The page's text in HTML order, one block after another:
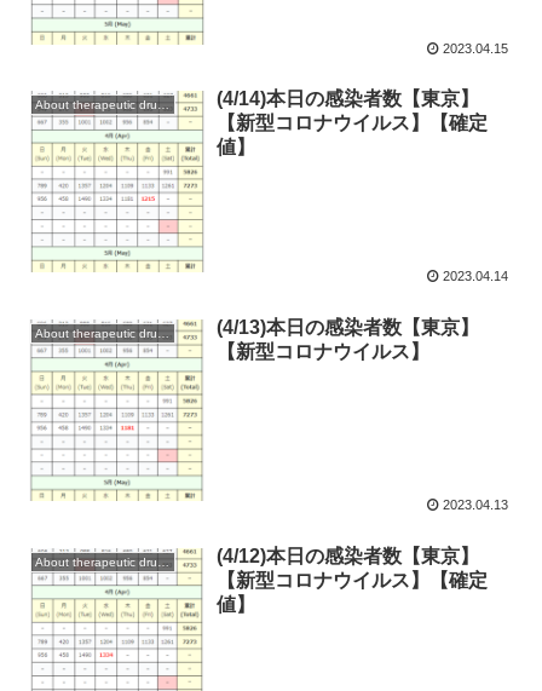
2023.04.15
About therapeutic drugs and vaccines
(4/14)本日の感染者数【東京】
【新型コロナウイルス】【確定
値】
2023.04.14
About therapeutic drugs and vaccines
(4/13)本日の感染者数【東京】
【新型コロナウイルス】
2023.04.13
About therapeutic drugs and vaccines
(4/12)本日の感染者数【東京】
【新型コロナウイルス】【確定
値】